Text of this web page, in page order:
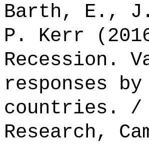
Barth, E., J.
P. Kerr
Recession.
responses
countries. /
Research,